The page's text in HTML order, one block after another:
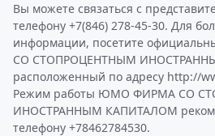
Вы можете связаться с
телефону +7(846) 278-45-30. Для
информации, посетите
СО СТОПРОЦЕНТНЫМ
расположенный по адресу http://
Режим работы ЮМО ФИРМА СО
ИНОСТРАННЫМ КАПИТАЛОМ
телефону +78462784530.